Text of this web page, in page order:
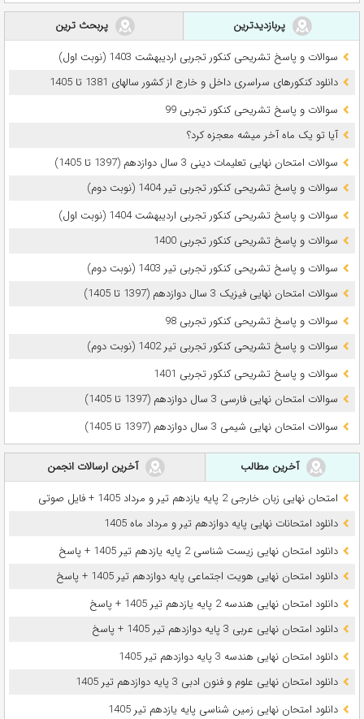
پربازدیدترین
پربحث ترین
سوالات و پاسخ تشریحی کنکور تجربی اردیبهشت 1403 (نوبت اول)
دانلود کنکورهای سراسری داخل و خارج از کشور سالهای 1381 تا 1405
سوالات و پاسخ تشریحی کنکور تجربی 99
آیا تو یک ماه آخر میشه معجزه کرد؟
سوالات امتحان نهایی تعلیمات دینی 3 سال دوازدهم (1397 تا 1405)
سوالات و پاسخ تشریحی کنکور تجربی تیر 1404 (نوبت دوم)
سوالات و پاسخ تشریحی کنکور تجربی اردیبهشت 1404 (نوبت اول)
سوالات و پاسخ تشریحی کنکور تجربی 1400
سوالات و پاسخ تشریحی کنکور تجربی تیر 1403 (نوبت دوم)
سوالات امتحان نهایی فیزیک 3 سال دوازدهم (1397 تا 1405)
سوالات و پاسخ تشریحی کنکور تجربی 98
سوالات و پاسخ تشریحی کنکور تجربی تیر 1402 (نوبت دوم)
سوالات و پاسخ تشریحی کنکور تجربی 1401
سوالات امتحان نهایی فارسی 3 سال دوازدهم (1397 تا 1405)
سوالات امتحان نهایی شیمی 3 سال دوازدهم (1397 تا 1405)
آخرین مطالب
آخرین ارسالات انجمن
امتحان نهایی زبان خارجی 2 پایه یازدهم تیر و مرداد 1405 + فایل صوتی
دانلود امتحانات نهایی پایه دوازدهم تیر و مرداد ماه 1405
دانلود امتحان نهایی زیست شناسی 2 پایه یازدهم تیر 1405 + پاسخ
دانلود امتحان نهایی هویت اجتماعی پایه دوازدهم تیر 1405 + پاسخ
دانلود امتحان نهایی هندسه 2 پایه یازدهم تیر 1405 + پاسخ
دانلود امتحان نهایی عربی 3 پایه دوازدهم تیر 1405 + پاسخ
دانلود امتحان نهایی هندسه 3 پایه دوازدهم تیر 1405
دانلود امتحان نهایی علوم و فنون ادبی 3 پایه دوازدهم تیر 1405
دانلود امتحان نهایی زمین شناسی پایه یازدهم تیر 1405